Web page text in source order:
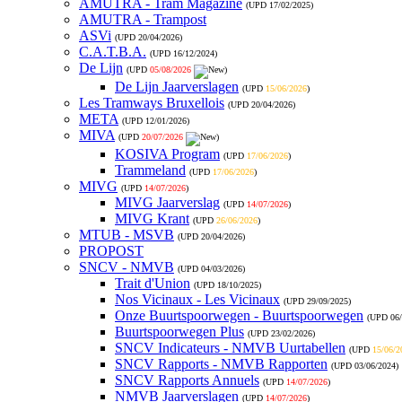
AMUTRA - Tram Magazine (UPD 17/02/2025)
AMUTRA - Trampost
ASVi (UPD 20/04/2026)
C.A.T.B.A. (UPD 16/12/2024)
De Lijn (UPD 05/08/2026 )
De Lijn Jaarverslagen (UPD 15/06/2026)
Les Tramways Bruxellois (UPD 20/04/2026)
META (UPD 12/01/2026)
MIVA (UPD 20/07/2026 )
KOSIVA Program (UPD 17/06/2026)
Trammeland (UPD 17/06/2026)
MIVG (UPD 14/07/2026)
MIVG Jaarverslag (UPD 14/07/2026)
MIVG Krant (UPD 26/06/2026)
MTUB - MSVB (UPD 20/04/2026)
PROPOST
SNCV - NMVB (UPD 04/03/2026)
Trait d'Union (UPD 18/10/2025)
Nos Vicinaux - Les Vicinaux (UPD 29/09/2025)
Onze Buurtspoorwegen - Buurtspoorwegen (UPD
Buurtspoorwegen Plus (UPD 23/02/2026)
SNCV Indicateurs - NMVB Uurtabellen (UPD 15/06/
SNCV Rapports - NMVB Rapporten (UPD 03/06/2024)
SNCV Rapports Annuels (UPD 14/07/2026)
NMVB Jaarverslagen (UPD 14/07/2026)